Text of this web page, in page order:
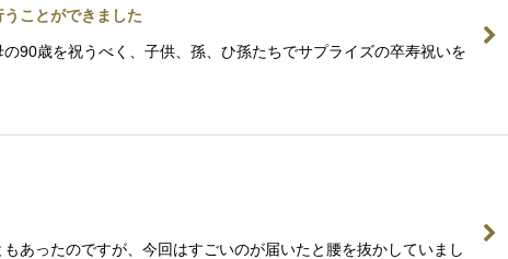
ことができました
90歳を祝うべく、子供、孫、ひ孫たちでサプライズの卒寿祝いを
あったのですが、今回はすごいのが届いたと腰を抜かしていまし